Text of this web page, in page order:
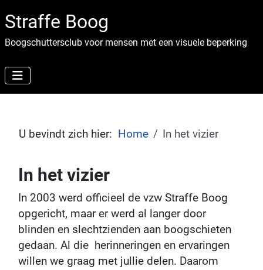
Straffe Boog
Boogschuttersclub voor mensen met een visuele beperking
U bevindt zich hier: Home In het vizier
In het vizier
In 2003 werd officieel de vzw Straffe Boog
opgericht, maar er werd al langer door
blinden en slechtzienden aan boogschieten
gedaan. Al die herinneringen en ervaringen
willen we graag met jullie delen. Daarom